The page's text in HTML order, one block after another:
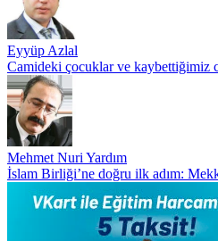
Eyyüp Azlal
Camideki çocuklar ve kaybettiğimiz
Mehmet Nuri Yardım
İslam Birliği’ne doğru ilk adım: